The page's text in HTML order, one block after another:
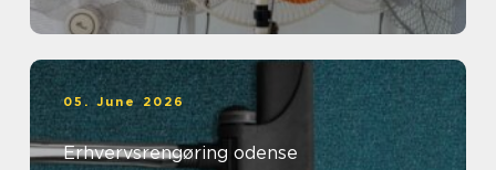
05. June 2026
Erhvervsrengøring odense